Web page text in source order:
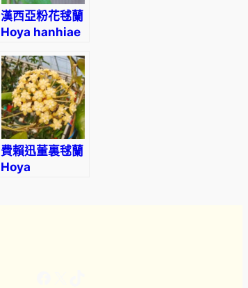
漢西亞粉花毬蘭
Hoya hanhiae
費賴迅董裏毬蘭
Hoya